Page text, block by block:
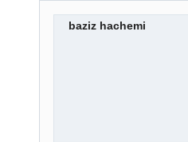
baziz hachemi